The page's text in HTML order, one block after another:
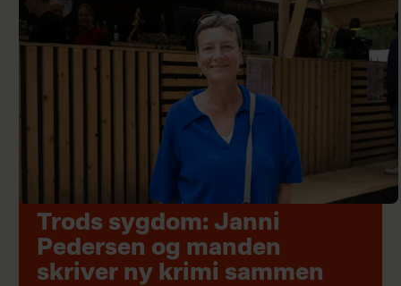
Trods sygdom: Janni
Pedersen og manden
skriver ny krimi sammen